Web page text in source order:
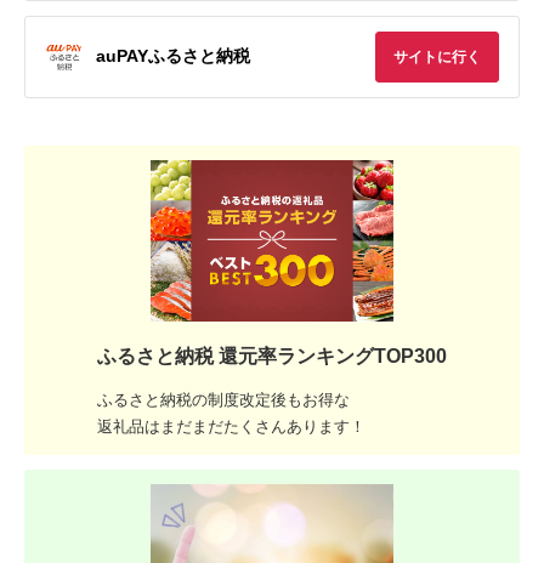
auPAYふるさと納税 サイトに行く
ふるさと納税 還元率ランキングTOP300
ふるさと納税の制度改定後もお得な
返礼品はまだまだたくさんあります！